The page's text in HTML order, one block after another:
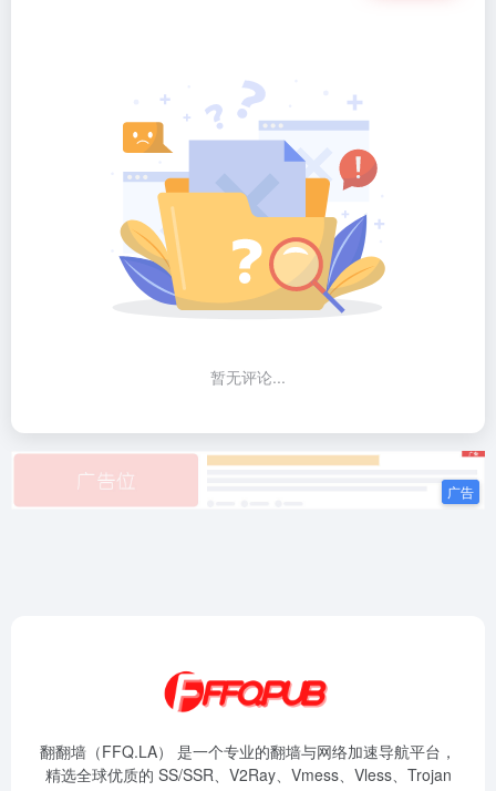
暂无评论...
翻翻墙（FFQ.LA） 是一个专业的翻墙与网络加速导航平台，
精选全球优质的 SS/SSR、V2Ray、Vmess、Vless、Trojan